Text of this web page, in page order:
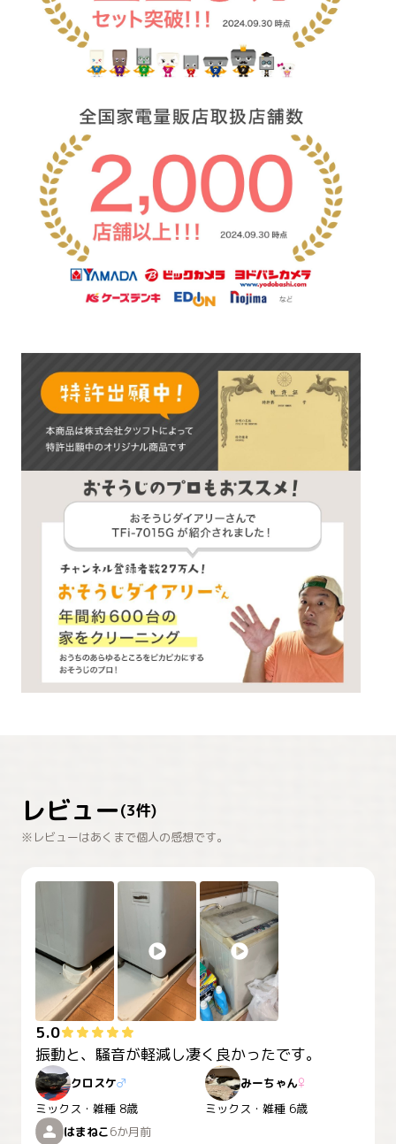
レビュー(3件)
※レビューはあくまで個人の感想です。
5.0
振動と、騒音が軽減し凄く良かったです。
クロスケ♂
ミックス・雑種 8歳
みーちゃん♀
ミックス・雑種 6歳
はまねこ6か月前